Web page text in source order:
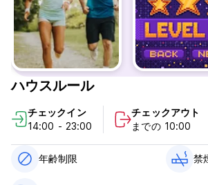
は、ナイトマネージャーがお手伝いいたし
館内では荷物預かり（無料）を行っており
ンドリーなスタッフにお問い合わせください
当ホステルは全面禁煙となっております。
到着の1日前までは無料でキャンセルできま
内にキャンセルした場合、1 泊目の宿泊料金
(Auto-translated from original language)
ハウスルール
チェックイン
14:00 - 23:00
チェックアウト
までの 10:00
年齢制限 禁